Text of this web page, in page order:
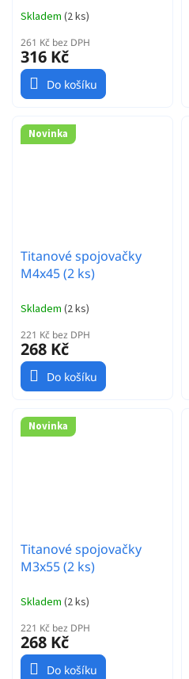
Skladem (2 ks)
261 Kč bez DPH
316 Kč
Do košíku
Novinka
Titanové spojovačky
M4x45 (2 ks)
Skladem (2 ks)
221 Kč bez DPH
268 Kč
Do košíku
Novinka
Titanové spojovačky
M3x55 (2 ks)
Skladem (2 ks)
221 Kč bez DPH
268 Kč
Do košíku